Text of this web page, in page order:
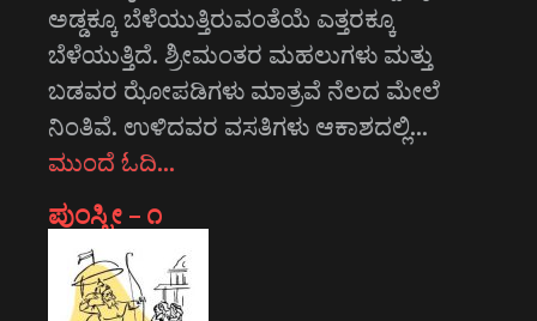
ಅಡ್ಡಕ್ಕೂ ಬೆಳೆಯುತ್ತಿರುವಂತೆಯೆ ಎತ್ತರಕ್ಕೂ
ಬೆಳೆಯುತ್ತಿದೆ. ಶ್ರೀಮಂತರ ಮಹಲುಗಳು ಮತ್ತು
ಬಡವರ ಝೋಪಡಿಗಳು ಮಾತ್ರವೆ ನೆಲದ ಮೇಲೆ
ನಿಂತಿವೆ. ಉಳಿದವರ ವಸತಿಗಳು ಆಕಾಶದಲ್ಲಿ…
ಮುಂದೆ ಓದಿ…
ಪುಂಸ್ತ್ರೀ – ೧